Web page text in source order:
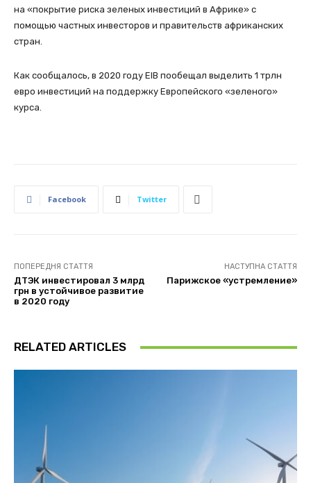
на «покрытие риска зеленых инвестиций в Африке» с
помощью частных инвесторов и правительств африканских
стран.
Как сообщалось, в 2020 году EIB пообещал выделить 1 трлн
евро инвестиций на поддержку Европейского «зеленого»
курса.
Facebook Twitter
ПОПЕРЕДНЯ СТАТТЯ
ДТЭК инвестировал 3 млрд
грн в устойчивое развитие
в 2020 году
НАСТУПНА СТАТТЯ
Парижское «устремление»
RELATED ARTICLES